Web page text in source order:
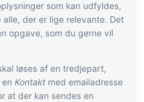
som kan udfyldes,
alle, der er lige relevante. Det
opgave, som du gerne vil
løses af en tredjepart,
Kontakt med emailadresse
at der kan sendes en